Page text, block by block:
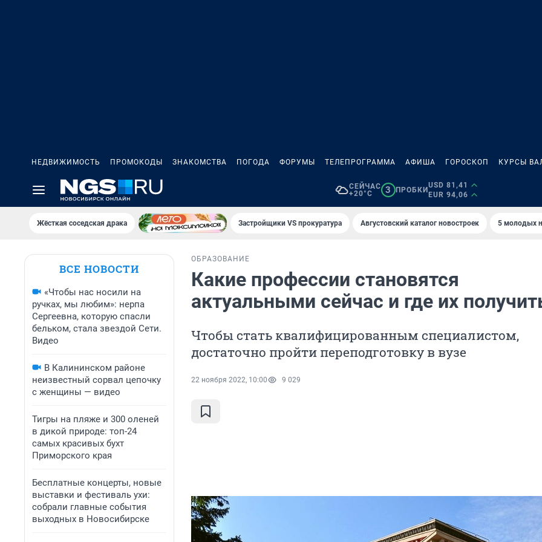
НЕДВИЖИМОСТЬ ПРОМОКОДЫ ЗНАКОМСТВА ПОГОДА ФОРУМЫ ТЕЛЕПРОГРАММА АФИША ГОРОСКОП КУРСЫ
СЕЙЧАС
+20°C
3 ПРОБКИ
USD 81,41
EUR 94,06
Жёсткая соседская драка Застройщики VS прокуратура Августовский каталог новостроек 5 молодых
ВСЕ НОВОСТИ
«Чтобы нас носили на
ручках, мы любим»: нерпа
Сергеевна, которую спасли
бельком, стала звездой Сети.
Видео
В Калининском районе
неизвестный сорвал цепочку
с женщины — видео
Тигры на пляже и 300 оленей
в дикой природе: топ-24
самых красивых бухт
Приморского края
Бесплатные концерты, новые
выставки и фестиваль ухи:
собрали главные события
выходных в Новосибирске
ОБРАЗОВАНИЕ
Какие профессии становятся
актуальными сейчас и где их
Чтобы стать квалифицированным специалистом,
достаточно пройти переподготовку в вузе
22 ноября 2022, 10:00 9 029